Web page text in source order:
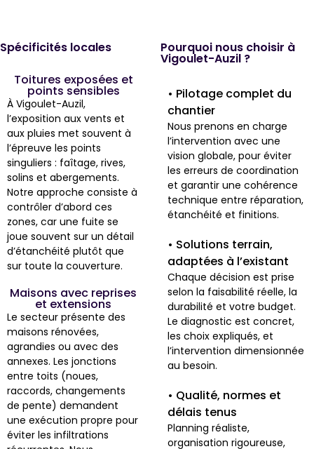
Spécificités locales
Toitures exposées et
points sensibles
À Vigoulet-Auzil,
l’exposition aux vents et
aux pluies met souvent à
l’épreuve les points
singuliers : faîtage, rives,
solins et abergements.
Notre approche consiste à
contrôler d’abord ces
zones, car une fuite se
joue souvent sur un détail
d’étanchéité plutôt que
sur toute la couverture.
Maisons avec reprises
et extensions
Le secteur présente des
maisons rénovées,
agrandies ou avec des
annexes. Les jonctions
entre toits (noues,
raccords, changements
de pente) demandent
une exécution propre pour
éviter les infiltrations
Pourquoi nous choisir à
Vigoulet-Auzil ?
• Pilotage complet du
chantier
Nous prenons en charge
l’intervention avec une
vision globale, pour éviter
les erreurs de coordination
et garantir une cohérence
technique entre réparation,
étanchéité et finitions.
• Solutions terrain,
adaptées à l’existant
Chaque décision est prise
selon la faisabilité réelle, la
durabilité et votre budget.
Le diagnostic est concret,
les choix expliqués, et
l’intervention dimensionnée
au besoin.
• Qualité, normes et
délais tenus
Planning réaliste,
organisation rigoureuse,